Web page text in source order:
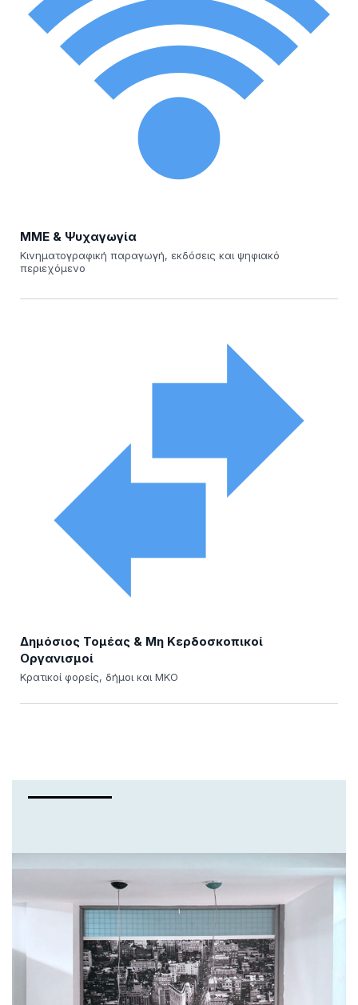
ΜΜΕ & Ψυχαγωγία
Κινηματογραφική παραγωγή, εκδόσεις και ψηφιακό
περιεχόμενο
Δημόσιος Τομέας & Μη Κερδοσκοπικοί
Οργανισμοί
Κρατικοί φορείς, δήμοι και ΜΚΟ